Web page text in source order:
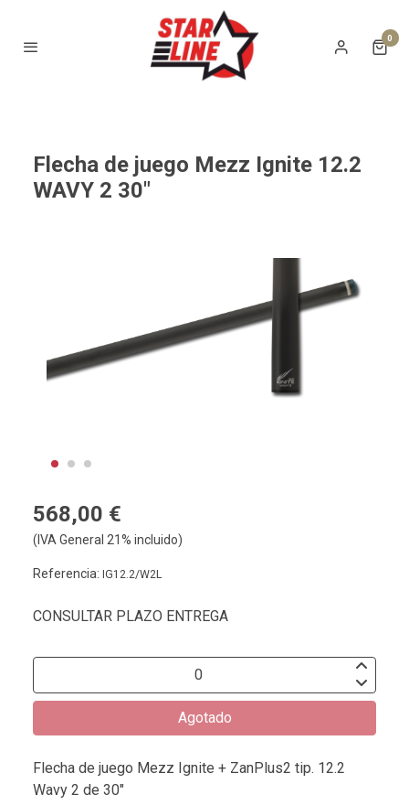
0
Flecha de juego Mezz Ignite 12.2
WAVY 2 30"
568,00 €
(IVA General 21% incluido)
Referencia: IG12.2/W2L
CONSULTAR PLAZO ENTREGA
Agotado
Flecha de juego Mezz Ignite + ZanPlus2 tip. 12.2
Wavy 2 de 30"